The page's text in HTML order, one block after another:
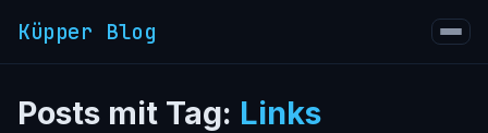
Küpper Blog
Posts mit Tag: Links